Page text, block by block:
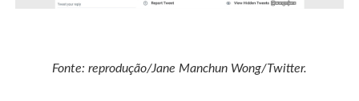
Fonte: reprodução/Jane Manchun Wong/Twitter.